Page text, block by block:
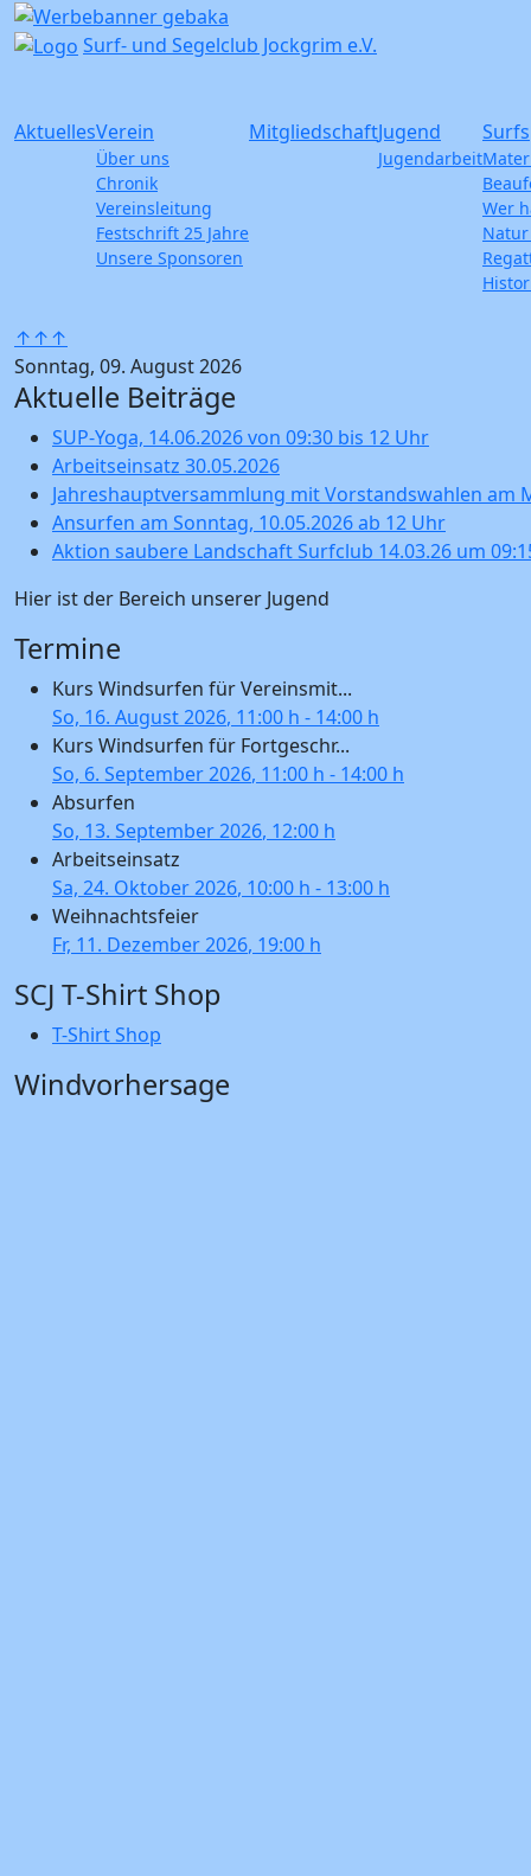
Surf- und Segelclub Jockgrim e.V.
AktuellesVerein
Über uns
Chronik
Vereinsleitung
Festschrift 25 Jahre
Unsere Sponsoren
MitgliedschaftJugend
Jugendarbeit
Wer
↑↑↑
Sonntag, 09. August 2026
Aktuelle Beiträge
SUP-Yoga, 14.06.2026 von 09:30 bis 12 Uhr
Arbeitseinsatz 30.05.2026
Jahreshauptversammlung mit Vorstandswahlen am
Ansurfen am Sonntag, 10.05.2026 ab 12 Uhr
Aktion saubere Landschaft Surfclub 14.03.26 um
Termine
Kurs Windsurfen für Vereinsmit...
So, 16. August 2026, 11:00 h - 14:00 h
Kurs Windsurfen für Fortgeschr...
So, 6. September 2026, 11:00 h - 14:00 h
Absurfen
So, 13. September 2026, 12:00 h
Arbeitseinsatz
Sa, 24. Oktober 2026, 10:00 h - 13:00 h
Weihnachtsfeier
Fr, 11. Dezember 2026, 19:00 h
SCJ T-Shirt Shop
T-Shirt Shop
Hier ist der Bereich unserer Jugend
Windvorhersage